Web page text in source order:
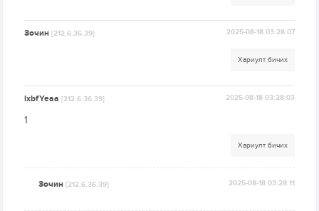
Зочин[212.6.36.39] 2025-08-18 03:28:07
Хариулт бичих
lxbfYeaa[212.6.36.39] 2025-08-18 03:28:03
1
Хариулт бичих
Зочин[212.6.36.39] 2025-08-18 03:28:11